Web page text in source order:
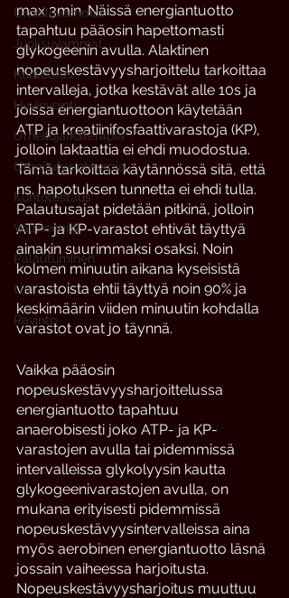
Urheiluvammat
Juoksuvammat
Kuntoutus
Hyvinvointi
Urheilujalkaterapia
Urheilufysioterapia
Kuntotestaus
Valmennus
Palautuminen
Uni
Ravinto
max 3min. Näissä energiantuotto
tapahtuu pääosin hapettomasti
glykogeenin avulla. Alaktinen
nopeuskestävyysharjoittelu tarkoittaa
intervalleja, jotka kestävät alle 10s ja
joissa energiantuottoon käytetään
ATP ja kreatiinifosfaattivarastoja (KP),
jolloin laktaattia ei ehdi muodostua.
Tämä tarkoittaa käytännössä sitä, että
ns. hapotuksen tunnetta ei ehdi tulla.
Palautusajat pidetään pitkinä, jolloin
ATP- ja KP-varastot ehtivät täyttyä
ainakin suurimmaksi osaksi. Noin
kolmen minuutin aikana kyseisistä
varastoista ehtii täyttyä noin 90% ja
keskimäärin viiden minuutin kohdalla
varastot ovat jo täynnä.
Vaikka pääosin
nopeuskestävyysharjoittelussa
energiantuotto tapahtuu
anaerobisesti joko ATP- ja KP-
varastojen avulla tai pidemmissä
intervalleissa glykolyysin kautta
glykogeenivarastojen avulla, on
mukana erityisesti pidemmissä
nopeuskestävyysintervalleissa aina
myös aerobinen energiantuotto läsnä
jossain vaiheessa harjoitusta.
Nopeuskestävyysharjoitus muuttuu